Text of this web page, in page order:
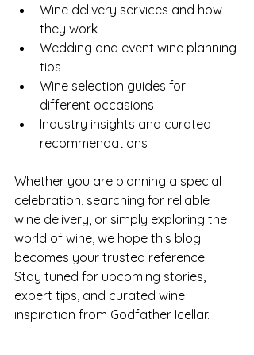
Wine delivery services and how
they work
Wedding and event wine planning
tips
Wine selection guides for
different occasions
Industry insights and curated
recommendations
Whether you are planning a special
celebration, searching for reliable
wine delivery, or simply exploring the
world of wine, we hope this blog
becomes your trusted reference.
Stay tuned for upcoming stories,
expert tips, and curated wine
inspiration from Godfather Icellar.